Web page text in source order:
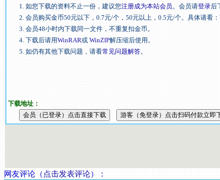
1. 如您下载的资料不止一份，建议您注册成为本站会员。会员请登录后
2. 会员购买金币50元以下，0.7元/个，50元以上，0.5元/个。具体请看：
3. 会员48小时内下载同一文件，不重复扣金币。
4. 下载后请用WinRAR或WinZIP解压缩后使用。
5. 如仍有其他下载问题，请看常见问题解答。
下载地址：
网友评论（ 点击发表评论） ：